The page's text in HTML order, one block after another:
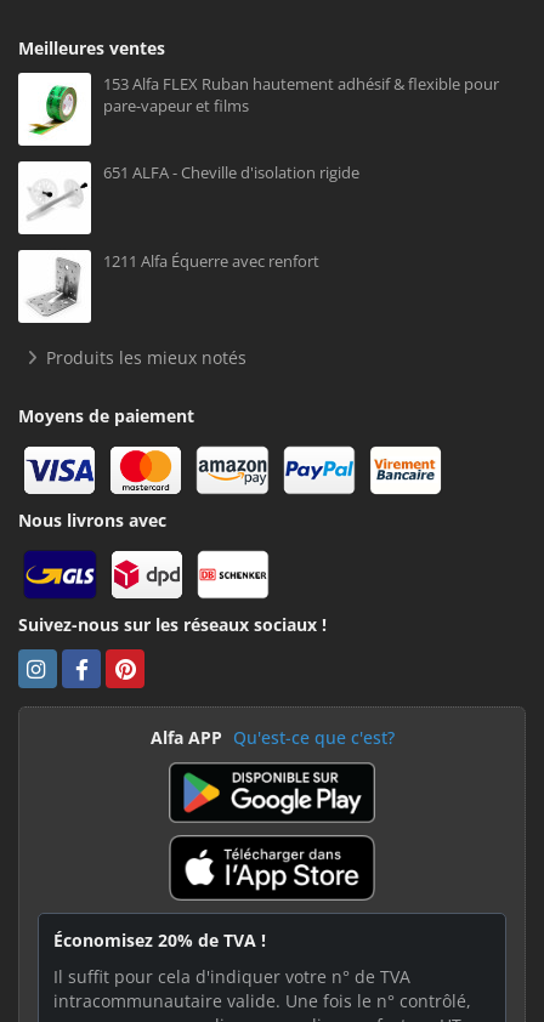
Meilleures ventes
153 Alfa FLEX Ruban hautement adhésif & flexible pour
pare-vapeur et films
651 ALFA - Cheville d'isolation rigide
1211 Alfa Équerre avec renfort
Produits les mieux notés
Moyens de paiement
Nous livrons avec
Suivez-nous sur les réseaux sociaux !
Alfa APP Qu'est-ce que c'est?
Économisez 20% de TVA !
Il suffit pour cela d'indiquer votre n° de TVA
intracommunautaire valide. Une fois le n° contrôlé,